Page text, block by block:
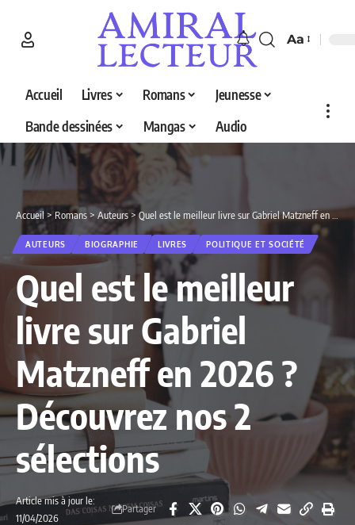
Aa
Accueil Livres Romans
Jeunesse
Bande dessinées
Mangas Audio
Accueil> Romans> Auteurs>Quel est le meilleur livre sur Gabriel Matzneff en 2026 ? Découvrez nos 2 sélections
AUTEURS BIOGRAPHIE LIVRES POLITIQUE ET SOCIÉTÉ
Quel est le meilleur
livre sur Gabriel
Matzneff en 2026 ?
Découvrez nos 2
sélections
Article mis à jour le:
11/04/2026
Partager